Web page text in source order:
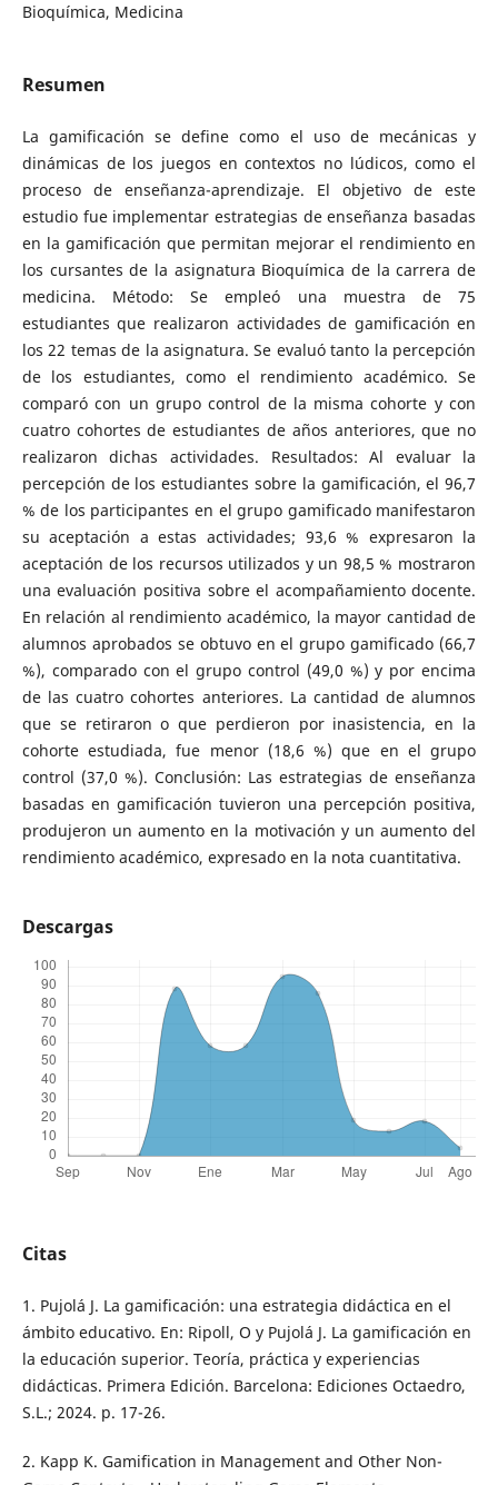
Bioquímica, Medicina
Resumen
La gamificación se define como el uso de mecánicas y
dinámicas de los juegos en contextos no lúdicos, como el
proceso de enseñanza-aprendizaje. El objetivo de este
estudio fue implementar estrategias de enseñanza basadas
en la gamificación que permitan mejorar el rendimiento en
los cursantes de la asignatura Bioquímica de la carrera de
medicina. Método: Se empleó una muestra de 75
estudiantes que realizaron actividades de gamificación en
los 22 temas de la asignatura. Se evaluó tanto la percepción
de los estudiantes, como el rendimiento académico. Se
comparó con un grupo control de la misma cohorte y con
cuatro cohortes de estudiantes de años anteriores, que no
realizaron dichas actividades. Resultados: Al evaluar la
percepción de los estudiantes sobre la gamificación, el 96,7
% de los participantes en el grupo gamificado manifestaron
su aceptación a estas actividades; 93,6 % expresaron la
aceptación de los recursos utilizados y un 98,5 % mostraron
una evaluación positiva sobre el acompañamiento docente.
En relación al rendimiento académico, la mayor cantidad de
alumnos aprobados se obtuvo en el grupo gamificado (66,7
%), comparado con el grupo control (49,0 %) y por encima
de las cuatro cohortes anteriores. La cantidad de alumnos
que se retiraron o que perdieron por inasistencia, en la
cohorte estudiada, fue menor (18,6 %) que en el grupo
control (37,0 %). Conclusión: Las estrategias de enseñanza
basadas en gamificación tuvieron una percepción positiva,
produjeron un aumento en la motivación y un aumento del
rendimiento académico, expresado en la nota cuantitativa.
Descargas
Citas
1. Pujolá J. La gamificación: una estrategia didáctica en el
ámbito educativo. En: Ripoll, O y Pujolá J. La gamificación en
la educación superior. Teoría, práctica y experiencias
didácticas. Primera Edición. Barcelona: Ediciones Octaedro,
S.L.; 2024. p. 17-26.
2. Kapp K. Gamification in Management and Other Non-